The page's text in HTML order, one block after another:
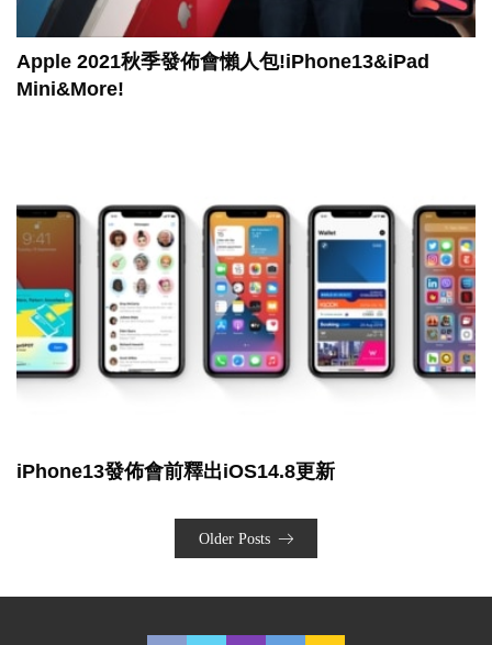
Apple 2021秋季發佈會懶人包!iPhone13&iPad
Mini&More!
iPhone13發佈會前釋出iOS14.8更新
Older Posts